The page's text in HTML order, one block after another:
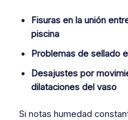
Fisuras en la unión
piscina
Problemas de sellado
Desajustes por
dilataciones del vaso
Si notas humedad